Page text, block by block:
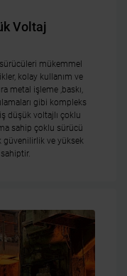
Voltaj
mükemmel
kolay kullanım ve
metal işleme ,baskı,
gibi kompleks
düşük voltajlı çoklu
sahip çoklu sürücü
güvenilirlik ve yüksek